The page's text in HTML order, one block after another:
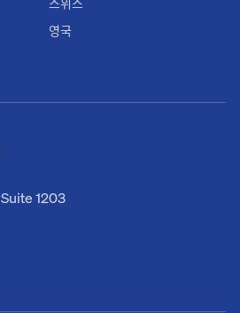
1203
영국